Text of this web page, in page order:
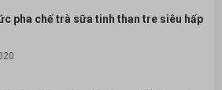
pha chế trà sữa tinh than tre siêu hấp